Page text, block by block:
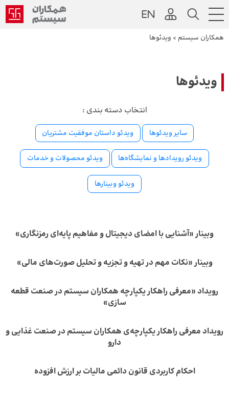
همکاران سیستم > ویدئوها
ویدئوها
انتخاب دسته بندی :
سایر ویدئوها ویدئو داستان موفقیت مشتریان
ویدئو رویدادها و نمایشگاه‌ها ویدئو محصولات و خدمات
ویدئو وبینارها
وبینار «آشنایی با امضای دیجیتال و مفاهیم پایه‌ای رمزنگاری»
وبینار «نکات مهم در تهیه و تجزیه و تحلیل صورت‌های مالی»
رویداد «معرفی راهکار یکپارچه همکاران سیستم در صنعت قطعه‌
سازی»
رویداد معرفی راهکار یکپارچه‌ی همکاران سیستم در صنعت غذایی و
دارو
احکام کاربردی قانون دائمی مالیات بر ارزش افزوده